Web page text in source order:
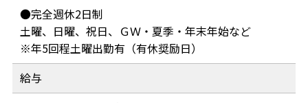
●完全週休2日制
土曜、日曜、祝日、ＧＷ・夏季・年末年始など
※年5回程土曜出勤有（有休奨励日）
給与